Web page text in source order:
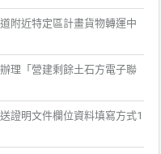
附近特定區計畫貨物轉運中
理「營建剩餘土石方電子聯
證明文件欄位資料填寫方式1